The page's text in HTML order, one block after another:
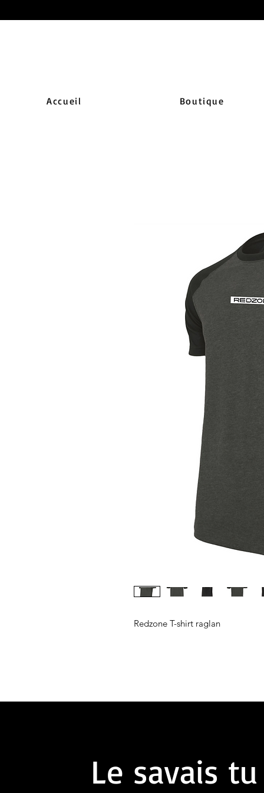
Accueil Boutique
Redzone T-shirt raglan
Le savais tu